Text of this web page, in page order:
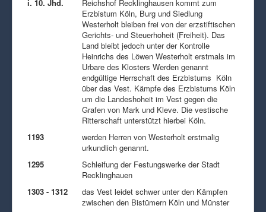
i. 10. Jhd.
Reichshof Recklinghausen kommt zum
Erzbistum Köln, Burg und Siedlung
Westerholt bleiben frei von der erzstiftischen
Gerichts- und Steuerhoheit (Freiheit). Das
Land bleibt jedoch unter der Kontrolle
Heinrichs des Löwen Westerholt erstmals im
Urbare des Klosters Werden genannt
endgültige Herrschaft des Erzbistums Köln
über das Vest. Kämpfe des Erzbistums Köln
um die Landeshoheit im Vest gegen die
Grafen von Mark und Kleve. Die vestische
Ritterschaft unterstützt hierbei Köln.
1193
werden Herren von Westerholt erstmalig
urkundlich genannt.
1295
Schleifung der Festungswerke der Stadt
Recklinghauen
1303 - 1312
das Vest leidet schwer unter den Kämpfen
zwischen den Bistümern Köln und Münster